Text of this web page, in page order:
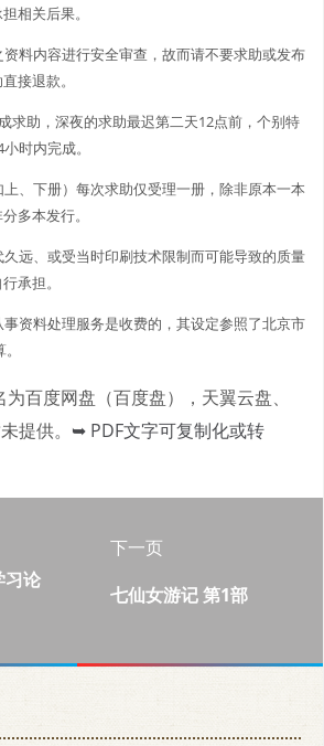
相关后果。
料内容进行安全审查，故而请不要求助或发布
接退款。
求助，深夜的求助最迟第二天12点前，个别特
时内完成。
、下册）每次求助仅受理一册，除非原本一本
多本发行。
远、或受当时印刷技术限制而可能导致的质量
承担。
资料处理服务是收费的，其设定参照了北京市
百度网盘（百度盘），天翼云盘、
提供。 ➥ PDF文字可复制化或转
习论
下一页
七仙女游记 第1部